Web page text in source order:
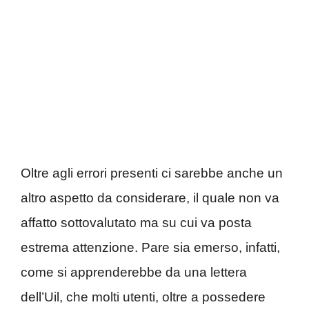
Oltre agli errori presenti ci sarebbe anche un
altro aspetto da considerare, il quale non va
affatto sottovalutato ma su cui va posta
estrema attenzione. Pare sia emerso, infatti,
come si apprenderebbe da una lettera
dell’Uil, che molti utenti, oltre a possedere